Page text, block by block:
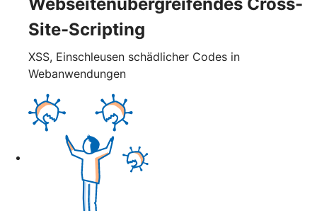
Site-Scripting
XSS, Einschleusen schädlicher Codes in
Webanwendungen